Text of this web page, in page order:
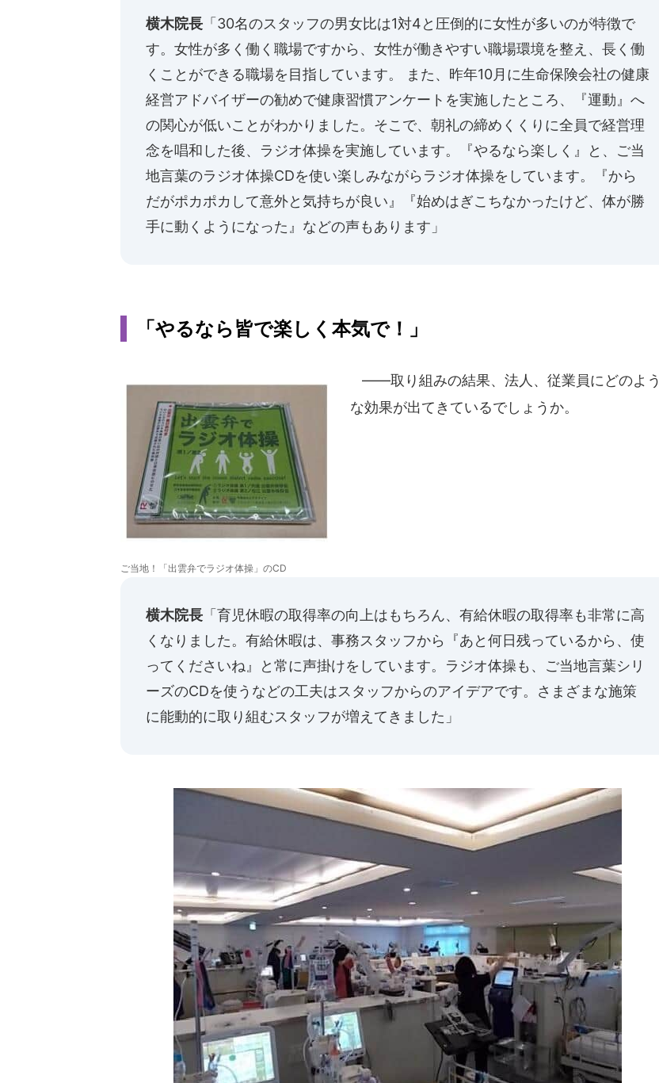
横木院長 「30名のスタッフの男女比は1対4と圧倒的に女性が多いのが特徴で
す。女性が多く働く職場ですから、女性が働きやすい職場環境を整え、長く働
くことができる職場を目指しています。 また、昨年10月に生命保険会社の健康
経営アドバイザーの勧めで健康習慣アンケートを実施したところ、『運動』へ
の関心が低いことがわかりました。そこで、朝礼の締めくくりに全員で経営理
念を唱和した後、ラジオ体操を実施しています。『やるなら楽しく』と、ご当
地言葉のラジオ体操CDを使い楽しみながらラジオ体操をしています。『から
だがポカポカして意外と気持ちが良い』『始めはぎこちなかったけど、体が勝
手に動くようになった』などの声もあります」
「やるなら皆で楽しく本気で！」
ご当地！「出雲弁でラジオ体操」のCD
――取り組みの結果、法人、従業員にどのよう
な効果が出てきているでしょうか。
横木院長 「育児休暇の取得率の向上はもちろん、有給休暇の取得率も非常に高
くなりました。有給休暇は、事務スタッフから『あと何日残っているから、使
ってくださいね』と常に声掛けをしています。ラジオ体操も、ご当地言葉シリ
ーズのCDを使うなどの工夫はスタッフからのアイデアです。さまざまな施策
に能動的に取り組むスタッフが増えてきました」